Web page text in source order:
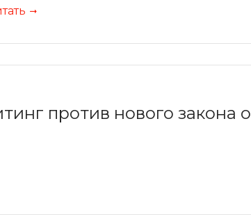
против нового закона о